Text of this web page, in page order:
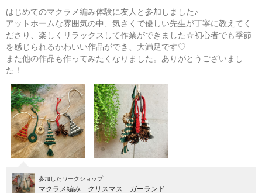
はじめてのマクラメ編み体験に友人と参加しました♪
アットホームな雰囲気の中、気さくで優しい先生が丁寧に教えてく
ださり、楽しくリラックスして作業ができました☆初心者でも季節
を感じられるかわいい作品ができ、大満足です♡
また他の作品も作ってみたくなりました。ありがとうございまし
た！
参加したワークショップ
マクラメ編み クリスマス ガーランド